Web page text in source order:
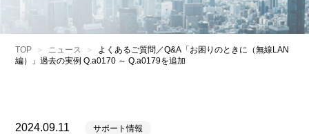
TOP ニュース
よくあるご質問／Q&A「お困りのときに（無線LAN
編）」過去の実例 Q.a0170 ～ Q.a0179を追加
2024.09.11 サポート情報